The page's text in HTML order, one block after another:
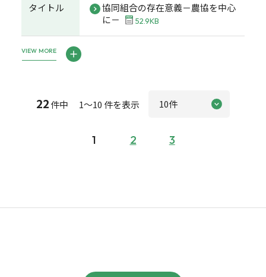
タイトル
協同組合の存在意義－農協を中心
に－
52.9KB
VIEW MORE
22件中 1～10 件を表示
1 2 3